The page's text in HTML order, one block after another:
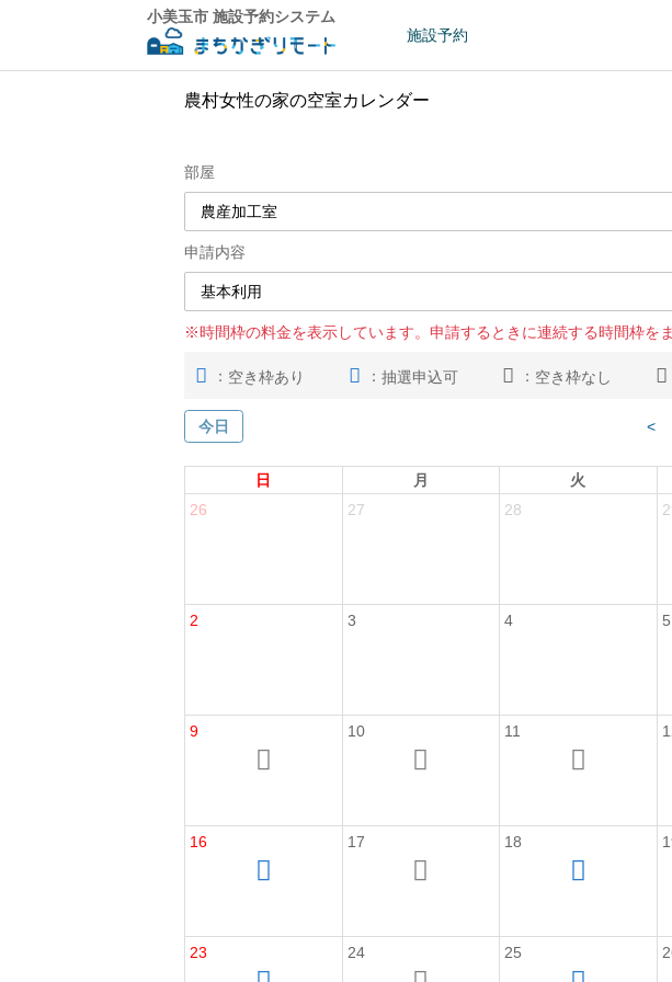
小美玉市 施設予約システム
施設予約
農村女性の家の空室カレンダー
部屋
申請内容
※時間枠の料金を表示しています。申請するときに連続する時間枠を
： 空き枠あり ： 抽選申込可 ： 空き枠なし
今日 <
日 月 火
26
27 28
2 3 4 5
9 10 11
16 17 18
23 24 25